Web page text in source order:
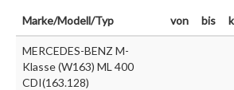
Marke/Modell/Typ von bis
MERCEDES-BENZ M-
Klasse (W163) ML 400
CDI(163.128)